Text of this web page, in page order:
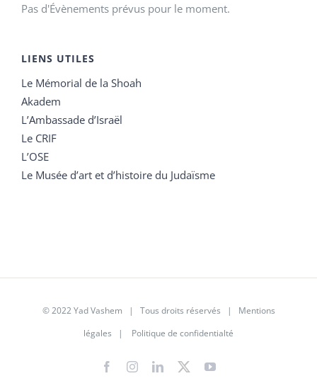
Pas d'Évènements prévus pour le moment.
LIENS UTILES
Le Mémorial de la Shoah
Akadem
L’Ambassade d’Israël
Le CRIF
L’OSE
Le Musée d’art et d’histoire du Judaïsme
© 2022 Yad Vashem | Tous droits réservés | Mentions
légales | Politique de confidentialté
FacebookInstagramLinkedIn
X YouTube